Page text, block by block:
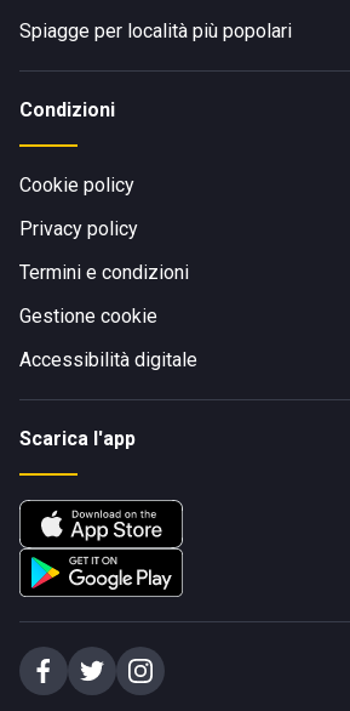
Spiagge per località più popolari
Condizioni
Cookie policy
Privacy policy
Termini e condizioni
Gestione cookie
Accessibilità digitale
Scarica l'app